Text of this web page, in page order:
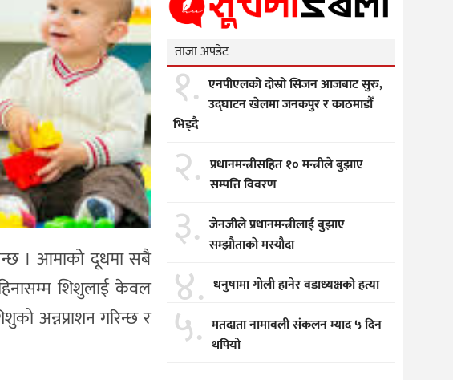
। आमाको दूधमा सबै
शिशुलाई केवल
अन्नप्राशन गरिन्छ र
ताजा अपडेट
१. एनपीएलको दोस्रो सिजन आजबाट सुरु,
उद्घाटन खेलमा जनकपुर र काठमाडौँ
भिड्दै
२. प्रधानमन्त्रीसहित १० मन्त्रीले बुझाए
सम्पत्ति विवरण
३. जेनजीले प्रधानमन्त्रीलाई बुझाए
सम्झाैताकाे मस्याैदा
४. धनुषामा गोली हानेर वडाध्यक्षको हत्या
५. मतदाता नामावली संकलन म्याद ५ दिन
थपियो